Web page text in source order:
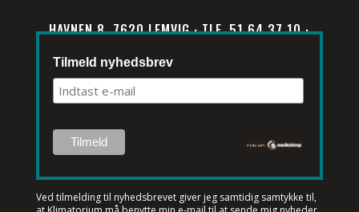
HAVNEN 8, 7620 LEMVIG · TLF. 51 64 37 10 ·
INFO@KLIMATORIUM.DK
Tilmeld nyhedsbrev
Ved tilmelding til nyhedsbrevet giver jeg samtidig samtykke til,